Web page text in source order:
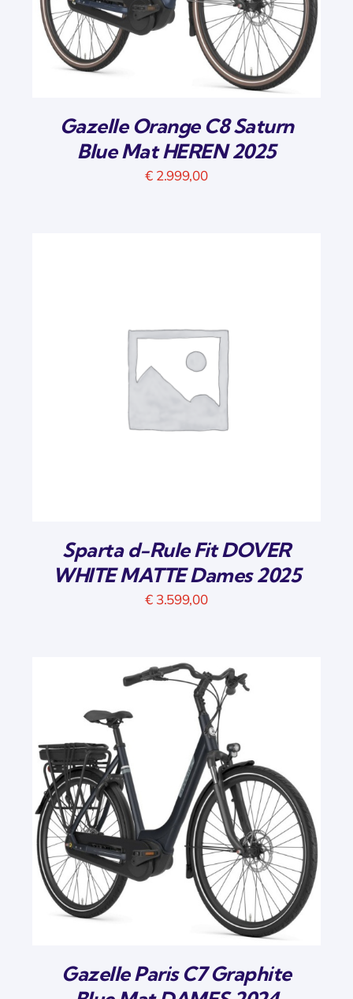
Gazelle Orange C8 Saturn
Blue Mat HEREN 2025
€ 2.999,00
Sparta d-Rule Fit DOVER
WHITE MATTE Dames 2025
€ 3.599,00
Gazelle Paris C7 Graphite